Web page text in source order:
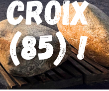
(85) !